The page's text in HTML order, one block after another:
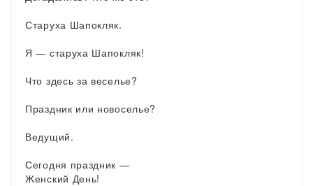
Старуха Шапокляк.
Я — старуха Шапокляк!
Что здесь за веселье?
Праздник или новоселье?
Ведущий.
Сегодня праздник —
Женский День!